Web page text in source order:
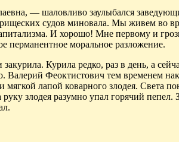
— шаловливо заулыбался
судов миновала. Мы живем во
И хорошо! Мне первому и
перманентное моральное разложение.
закурила. Курила редко, раз в день, а
Валерий Феоктистович тем временем
лапой коварного злодея. Света
злодея разумно упал горячий